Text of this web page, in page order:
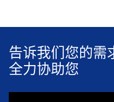
告诉我们您的需
全力协助您